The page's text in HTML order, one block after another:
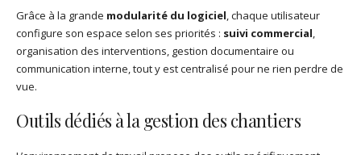
Grâce à la grande modularité du logiciel, chaque utilisateur
configure son espace selon ses priorités : suivi commercial,
organisation des interventions, gestion documentaire ou
communication interne, tout y est centralisé pour ne rien perdre de
vue.
Outils dédiés à la gestion des chantiers